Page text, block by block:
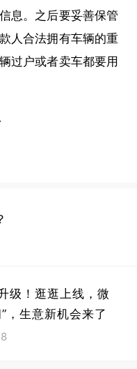
息。之后要妥善保管
人合法拥有车辆的重
过户或者卖车都要用
级！逛逛上线，微
，生意新机会来了